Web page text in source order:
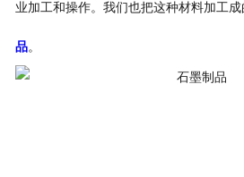
业加工和操作。我们也把这种材料加工
品。